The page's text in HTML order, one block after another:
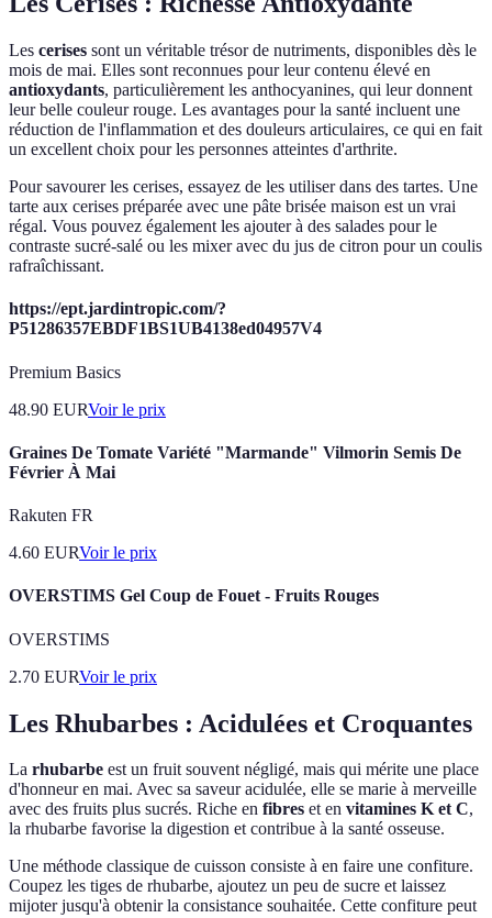
Les cerises sont un véritable trésor de nutriments, disponibles dès le
mois de mai. Elles sont reconnues pour leur contenu élevé en
antioxydants, particulièrement les anthocyanines, qui leur donnent
leur belle couleur rouge. Les avantages pour la santé incluent une
réduction de l'inflammation et des douleurs articulaires, ce qui en fait
un excellent choix pour les personnes atteintes d'arthrite.
Pour savourer les cerises, essayez de les utiliser dans des tartes. Une
tarte aux cerises préparée avec une pâte brisée maison est un vrai
régal. Vous pouvez également les ajouter à des salades pour le
contraste sucré-salé ou les mixer avec du jus de citron pour un coulis
rafraîchissant.
https://ept.jardintropic.com/?
P51286357EBDF1BS1UB4138ed04957V4
Premium Basics
48.90 EURVoir le prix
Graines De Tomate Variété "Marmande" Vilmorin Semis De
Février À Mai
Rakuten FR
4.60 EURVoir le prix
OVERSTIMS Gel Coup de Fouet - Fruits Rouges
OVERSTIMS
2.70 EURVoir le prix
Les Rhubarbes : Acidulées et Croquantes
La rhubarbe est un fruit souvent négligé, mais qui mérite une place
d'honneur en mai. Avec sa saveur acidulée, elle se marie à merveille
avec des fruits plus sucrés. Riche en fibres et en vitamines K et C,
la rhubarbe favorise la digestion et contribue à la santé osseuse.
Une méthode classique de cuisson consiste à en faire une confiture.
Coupez les tiges de rhubarbe, ajoutez un peu de sucre et laissez
mijoter jusqu'à obtenir la consistance souhaitée. Cette confiture peut